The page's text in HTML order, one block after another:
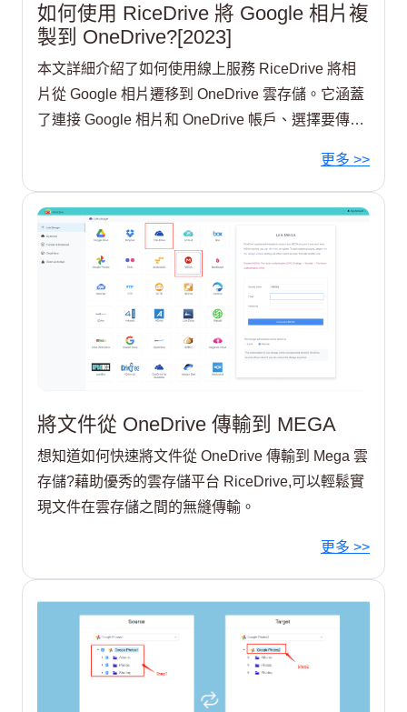
如何使用 RiceDrive 將 Google 相片複
製到 OneDrive?[2023]
本文詳細介紹了如何使用線上服務 RiceDrive 將相
片從 Google 相片遷移到 OneDrive 雲存儲。它涵蓋
了連接 Google 相片和 OneDrive 帳戶、選擇要傳輸
更多 >>
將文件從 OneDrive 傳輸到 MEGA
想知道如何快速將文件從 OneDrive 傳輸到 Mega 雲
存儲?藉助優秀的雲存儲平台 RiceDrive,可以輕鬆實
現文件在雲存儲之間的無縫傳輸。
更多 >>